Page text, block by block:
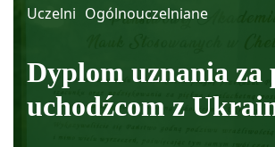
Uczelni Ogólnouczelniane
Dyplom uznania za
uchodźcom z